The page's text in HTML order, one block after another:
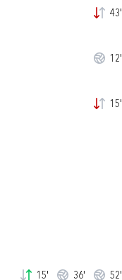
43'
12'
15'
15' 36' 52'